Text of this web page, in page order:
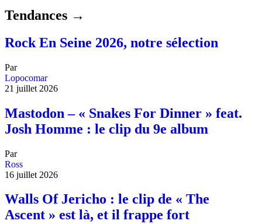
Tendances →
Rock En Seine 2026, notre sélection
Par
Lopocomar
21 juillet 2026
Mastodon – « Snakes For Dinner » feat.
Josh Homme : le clip du 9e album
Par
Ross
16 juillet 2026
Walls Of Jericho : le clip de « The
Ascent » est là, et il frappe fort